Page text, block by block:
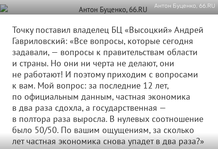
Антон Буценко, 66.RU
Точку поставил владелец БЦ «Высоцкий» Андрей
Гавриловский: «Все вопросы, которые сегодня
задавали, — вопросы к правительствам области
и страны. Но они ни черта не делают, они
не работают! И поэтому приходим с вопросами
к вам. Мой вопрос: за последние 12 лет,
по официальным данным, частная экономика
в два раза сдохла, а государственная —
в полтора раза выросла. В нулевых соотношение
было 50/50. По вашим ощущениям, за сколько
лет частная экономика снова упадет в два раза?»